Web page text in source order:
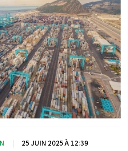
25 JUIN 2025 À 12:39